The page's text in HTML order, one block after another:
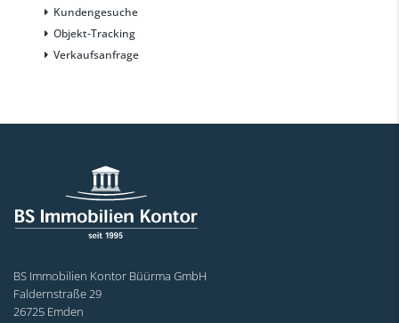
Kundengesuche
Objekt-Tracking
Verkaufsanfrage
BS Immobilien Kontor Büürma GmbH
Faldernstraße 29
26725 Emden